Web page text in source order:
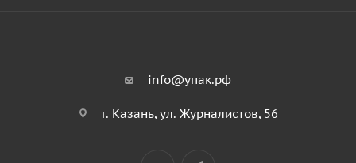
info@упак.рф
г. Казань, ул. Журналистов, 56